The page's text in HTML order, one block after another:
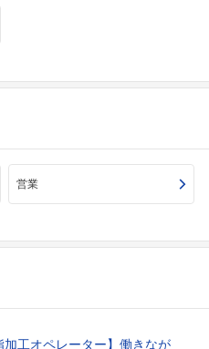
営業
工オペレーター】働きなが